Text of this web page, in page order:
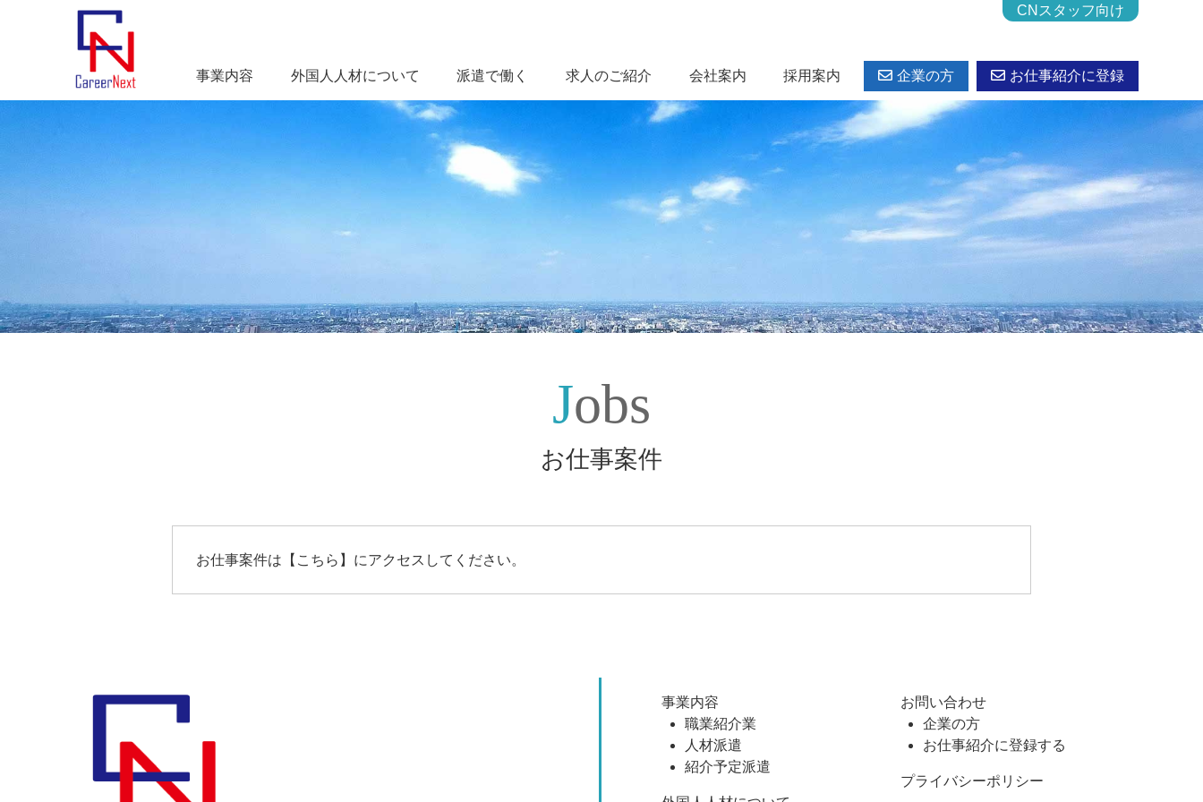
CNスタッフ向け
事業内容 外国人人材について 派遣で働く 求人のご紹介 会社案内 採用案内 企業の方 お仕事紹介に登録
Jobs
お仕事案件
お仕事案件は【 こちら 】にアクセスしてください。
事業内容
職業紹介業
人材派遣
紹介予定派遣
お問い合わせ
企業の方
お仕事紹介に登録する
プライバシーポリシー